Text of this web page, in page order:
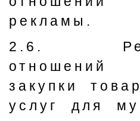
рекламы.
2.6.
закупки
услуг для